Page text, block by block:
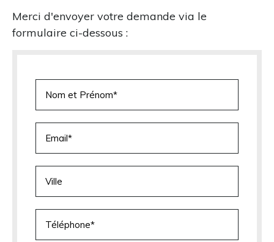
Merci d'envoyer votre demande via le
formulaire ci-dessous :